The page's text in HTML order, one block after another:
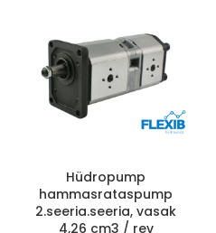
Hüdropump
hammasrataspump
2.seeria.seeria, vasak
4,26 cm3 / rev